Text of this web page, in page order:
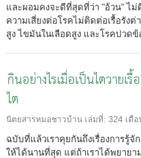
และผอมคงจะดีที่สุดที่ว่า "อ้วน" ไ
ความเสี่ยงต่อโรคไม่ติดต่อเรื้อรัง
สูง ไขมันในเลือดสูง และโรคปวดข้
กินอย่างไรเมื่อเป็นไตวายเ
ไต
นิตยสารหมอชาวบ้าน เล่มที่: 324 เดื
ฉบับที่แล้วเราคุยกันถึงเรื่องการรู้จั
ให้ได้นานที่สุด แต่ถ้าเราได้พยายา